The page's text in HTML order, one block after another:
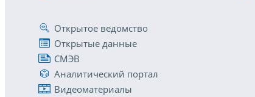
Открытое ведомство
Открытые данные
СМЭВ
Аналитический портал
Видеоматериалы